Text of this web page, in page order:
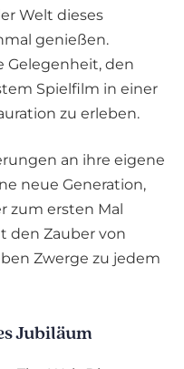
Welt dieses
genießen.
Gelegenheit, den
Spielfilm in einer
zu erleben.
an ihre eigene
neue Generation,
zum ersten Mal
den Zauber von
Zwerge zu jedem
Jubiläum